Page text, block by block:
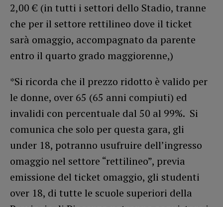
2,00 € (in tutti i settori dello Stadio, tranne
che per il settore rettilineo dove il ticket
sarà omaggio, accompagnato da parente
entro il quarto grado maggiorenne,)
*Si ricorda che il prezzo ridotto è valido per
le donne, over 65 (65 anni compiuti) ed
invalidi con percentuale dal 50 al 99%. Si
comunica che solo per questa gara, gli
under 18, potranno usufruire dell’ingresso
omaggio nel settore “rettilineo”, previa
emissione del ticket omaggio, gli studenti
over 18, di tutte le scuole superiori della